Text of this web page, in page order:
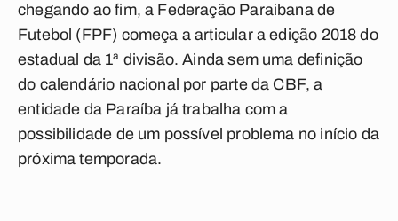
chegando ao fim, a Federação Paraibana de
Futebol (FPF) começa a articular a edição 2018 do
estadual da 1ª divisão. Ainda sem uma definição
do calendário nacional por parte da CBF, a
entidade da Paraíba já trabalha com a
possibilidade de um possível problema no início da
próxima temporada.